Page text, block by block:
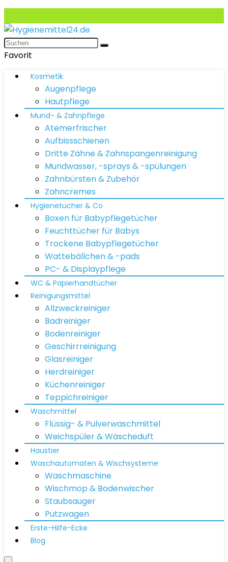
Favorit
Kosmetik
Augenpflege
Hautpflege
Mund- & Zahnpflege
Atemerfrischer
Aufbissschienen
Dritte Zähne & Zahnspangenreinigung
Mundwasser, -sprays & -spülungen
Zahnbürsten & Zubehör
Zahncremes
Hygienetücher & Co
Boxen für Babypflegetücher
Feuchttücher für Babys
Trockene Babypflegetücher
Wattebällchen & -pads
PC- & Displaypflege
WC & Papierhandtücher
Reinigungsmittel
Allzweckreiniger
Badreiniger
Bodenreiniger
Geschirrreinigung
Glasreiniger
Herdreiniger
Küchenreiniger
Teppichreiniger
Waschmittel
Flüssig- & Pulverwaschmittel
Weichspüler & Wäscheduft
Haustier
Waschautomaten & Wischsysteme
Waschmaschine
Wischmop & Bodenwischer
Staubsauger
Putzwagen
Erste-Hilfe-Ecke
Blog